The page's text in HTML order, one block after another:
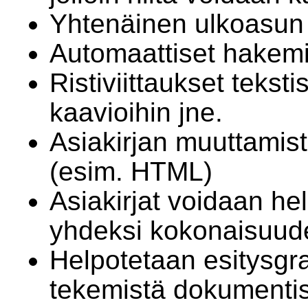
Yhtenäinen
Automaattiset
Ristiviittaukset
kaavioihin jne.
Asiakirjan
(esim. HTML)
Asiakirjat voidaan
yhdeksi
Helpotetaan
tekemistä